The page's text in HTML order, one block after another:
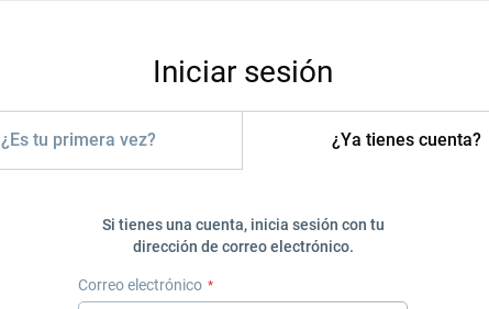
Iniciar sesión
¿Es tu primera vez? ¿Ya tienes cuenta?
Si tienes una cuenta, inicia sesión con tu
dirección de correo electrónico.
Correo electrónico